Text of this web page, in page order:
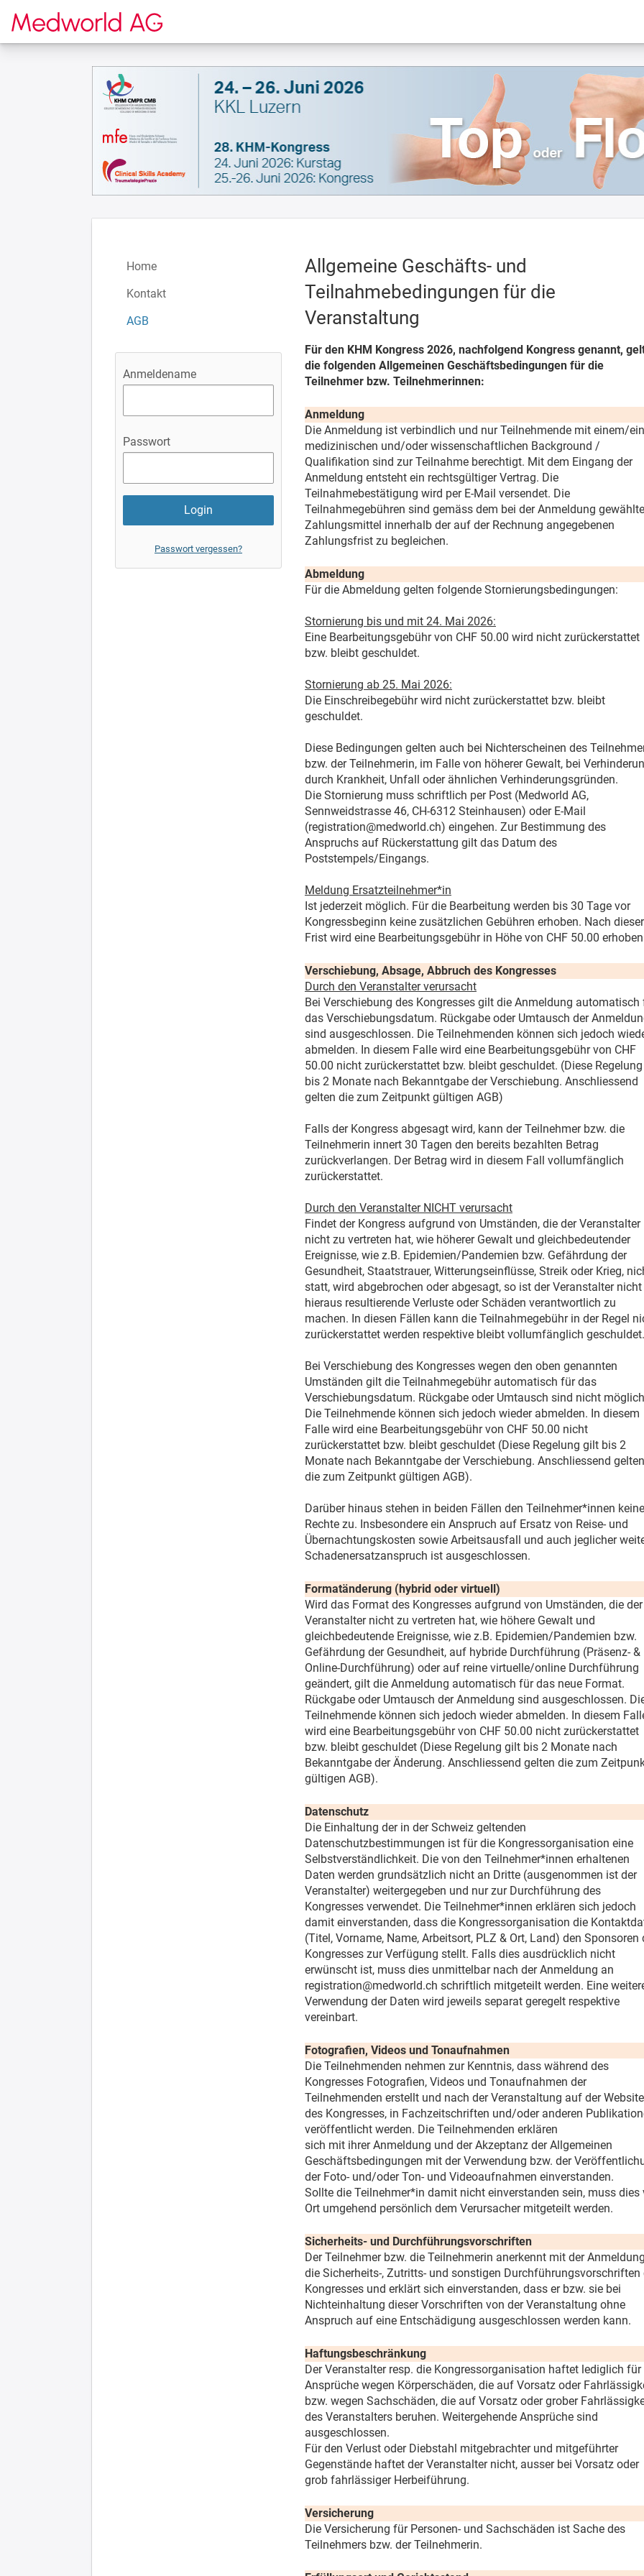
Zur Startseite
Home
Kontakt
AGB
Anmeldename
Passwort
Passwort vergessen?
Allgemeine Geschäfts- und
Teilnahmebedingungen für die
Veranstaltung
Für den KHM Kongress 2026, nachfolgend Kongress genannt,
die folgenden Allgemeinen Geschäftsbedingungen für die
Teilnehmer bzw. Teilnehmerinnen:
Anmeldung
Die Anmeldung ist verbindlich und nur Teilnehmende mit einem/
medizinischen und/oder wissenschaftlichen Background /
Qualifikation sind zur Teilnahme berechtigt. Mit dem Eingang der
Anmeldung entsteht ein rechtsgültiger Vertrag. Die
Teilnahmebestätigung wird per E-Mail versendet. Die
Teilnahmegebühren sind gemäss dem bei der Anmeldung
Zahlungsmittel innerhalb der auf der Rechnung angegebenen
Zahlungsfrist zu begleichen.
Abmeldung
Für die Abmeldung gelten folgende Stornierungsbedingungen:
Stornierung bis und mit 24. Mai 2026:
Eine Bearbeitungsgebühr von CHF 50.00 wird nicht zurückerstattet
bzw. bleibt geschuldet.
Stornierung ab 25. Mai 2026:
Die Einschreibegebühr wird nicht zurückerstattet bzw. bleibt
geschuldet.
Diese Bedingungen gelten auch bei Nichterscheinen des
bzw. der Teilnehmerin, im Falle von höherer Gewalt, bei
durch Krankheit, Unfall oder ähnlichen Verhinderungsgründen.
Die Stornierung muss schriftlich per Post (Medworld AG,
Sennweidstrasse 46, CH-6312 Steinhausen) oder E-Mail
(registration@medworld.ch) eingehen. Zur Bestimmung des
Anspruchs auf Rückerstattung gilt das Datum des
Poststempels/Eingangs.
Meldung Ersatzteilnehmer*in
Ist jederzeit möglich. Für die Bearbeitung werden bis 30 Tage vor
Kongressbeginn keine zusätzlichen Gebühren erhoben. Nach dieser
Frist wird eine Bearbeitungsgebühr in Höhe von CHF 50.00
Verschiebung, Absage, Abbruch des Kongresses
Durch den Veranstalter verursacht
Bei Verschiebung des Kongresses gilt die Anmeldung automatisch
das Verschiebungsdatum. Rückgabe oder Umtausch der
sind ausgeschlossen. Die Teilnehmenden können sich jedoch
abmelden. In diesem Falle wird eine Bearbeitungsgebühr von CHF
50.00 nicht zurückerstattet bzw. bleibt geschuldet. (Diese
bis 2 Monate nach Bekanntgabe der Verschiebung. Anschliessend
gelten die zum Zeitpunkt gültigen AGB)
Falls der Kongress abgesagt wird, kann der Teilnehmer bzw. die
Teilnehmerin innert 30 Tagen den bereits bezahlten Betrag
zurückverlangen. Der Betrag wird in diesem Fall vollumfänglich
zurückerstattet.
Durch den Veranstalter NICHT verursacht
Findet der Kongress aufgrund von Umständen, die der Veranstalter
nicht zu vertreten hat, wie höherer Gewalt und gleichbedeutender
Ereignisse, wie z.B. Epidemien/Pandemien bzw. Gefährdung der
Gesundheit, Staatstrauer, Witterungseinflüsse, Streik oder Krieg,
statt, wird abgebrochen oder abgesagt, so ist der Veranstalter
hieraus resultierende Verluste oder Schäden verantwortlich zu
machen. In diesen Fällen kann die Teilnahmegebühr in der Regel
zurückerstattet werden respektive bleibt vollumfänglich geschuldet.
Bei Verschiebung des Kongresses wegen den oben genannten
Umständen gilt die Teilnahmegebühr automatisch für das
Verschiebungsdatum. Rückgabe oder Umtausch sind nicht
Die Teilnehmende können sich jedoch wieder abmelden. In diesem
Falle wird eine Bearbeitungsgebühr von CHF 50.00 nicht
zurückerstattet bzw. bleibt geschuldet (Diese Regelung gilt bis 2
Monate nach Bekanntgabe der Verschiebung. Anschliessend gelten
die zum Zeitpunkt gültigen AGB).
Darüber hinaus stehen in beiden Fällen den Teilnehmer*innen
Rechte zu. Insbesondere ein Anspruch auf Ersatz von Reise- und
Übernachtungskosten sowie Arbeitsausfall und auch jeglicher
Schadenersatzanspruch ist ausgeschlossen.
Formatänderung (hybrid oder virtuell)
Wird das Format des Kongresses aufgrund von Umständen, die der
Veranstalter nicht zu vertreten hat, wie höhere Gewalt und
gleichbedeutende Ereignisse, wie z.B. Epidemien/Pandemien bzw.
Gefährdung der Gesundheit, auf hybride Durchführung (Präsenz- &
Online-Durchführung) oder auf reine virtuelle/online Durchführung
geändert, gilt die Anmeldung automatisch für das neue Format.
Rückgabe oder Umtausch der Anmeldung sind ausgeschlossen.
Teilnehmende können sich jedoch wieder abmelden. In diesem
wird eine Bearbeitungsgebühr von CHF 50.00 nicht zurückerstattet
bzw. bleibt geschuldet (Diese Regelung gilt bis 2 Monate nach
Bekanntgabe der Änderung. Anschliessend gelten die zum
gültigen AGB).
Datenschutz
Die Einhaltung der in der Schweiz geltenden
Datenschutzbestimmungen ist für die Kongressorganisation eine
Selbstverständlichkeit. Die von den Teilnehmer*innen erhaltenen
Daten werden grundsätzlich nicht an Dritte (ausgenommen ist der
Veranstalter) weitergegeben und nur zur Durchführung des
Kongresses verwendet. Die Teilnehmer*innen erklären sich jedoch
damit einverstanden, dass die Kongressorganisation die
(Titel, Vorname, Name, Arbeitsort, PLZ & Ort, Land) den Sponsoren
Kongresses zur Verfügung stellt. Falls dies ausdrücklich nicht
erwünscht ist, muss dies unmittelbar nach der Anmeldung an
registration@medworld.ch schriftlich mitgeteilt werden. Eine
Verwendung der Daten wird jeweils separat geregelt respektive
vereinbart.
Fotografien, Videos und Tonaufnahmen
Die Teilnehmenden nehmen zur Kenntnis, dass während des
Kongresses Fotografien, Videos und Tonaufnahmen der
Teilnehmenden erstellt und nach der Veranstaltung auf der Website
des Kongresses, in Fachzeitschriften und/oder anderen
veröffentlicht werden. Die Teilnehmenden erklären
sich mit ihrer Anmeldung und der Akzeptanz der Allgemeinen
Geschäftsbedingungen mit der Verwendung bzw. der
der Foto- und/oder Ton- und Videoaufnahmen einverstanden.
Sollte die Teilnehmer*in damit nicht einverstanden sein, muss dies
Ort umgehend persönlich dem Verursacher mitgeteilt werden.
Sicherheits- und Durchführungsvorschriften
Der Teilnehmer bzw. die Teilnehmerin anerkennt mit der Anmeldung
die Sicherheits-, Zutritts- und sonstigen Durchführungsvorschriften
Kongresses und erklärt sich einverstanden, dass er bzw. sie bei
Nichteinhaltung dieser Vorschriften von der Veranstaltung ohne
Anspruch auf eine Entschädigung ausgeschlossen werden kann.
Haftungsbeschränkung
Der Veranstalter resp. die Kongressorganisation haftet lediglich für
Ansprüche wegen Körperschäden, die auf Vorsatz oder
bzw. wegen Sachschäden, die auf Vorsatz oder grober
des Veranstalters beruhen. Weitergehende Ansprüche sind
ausgeschlossen.
Für den Verlust oder Diebstahl mitgebrachter und mitgeführter
Gegenstände haftet der Veranstalter nicht, ausser bei Vorsatz oder
grob fahrlässiger Herbeiführung.
Versicherung
Die Versicherung für Personen- und Sachschäden ist Sache des
Teilnehmers bzw. der Teilnehmerin.